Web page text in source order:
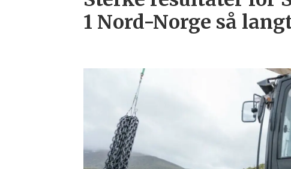
1 Nord-Norge så